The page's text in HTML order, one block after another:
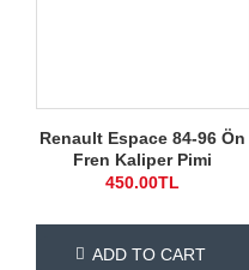
Renault Espace 84-96 Ön
Fren Kaliper Pimi
450.00TL
ADD TO CART